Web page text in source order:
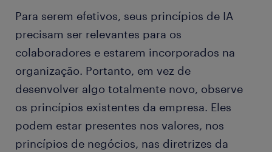
Para serem efetivos, seus princípios de IA
precisam ser relevantes para os
colaboradores e estarem incorporados na
organização. Portanto, em vez de
desenvolver algo totalmente novo, observe
os princípios existentes da empresa. Eles
podem estar presentes nos valores, nos
princípios de negócios, nas diretrizes da